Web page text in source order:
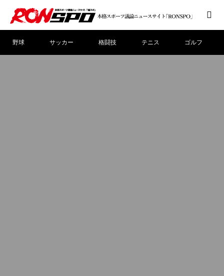
野球 サッカー 格闘技 テニス ゴルフ